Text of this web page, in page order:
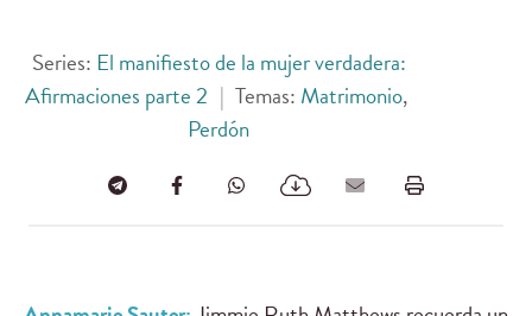
Series: El manifiesto de la mujer verdadera:
Afirmaciones parte 2 | Temas: Matrimonio,
Perdón